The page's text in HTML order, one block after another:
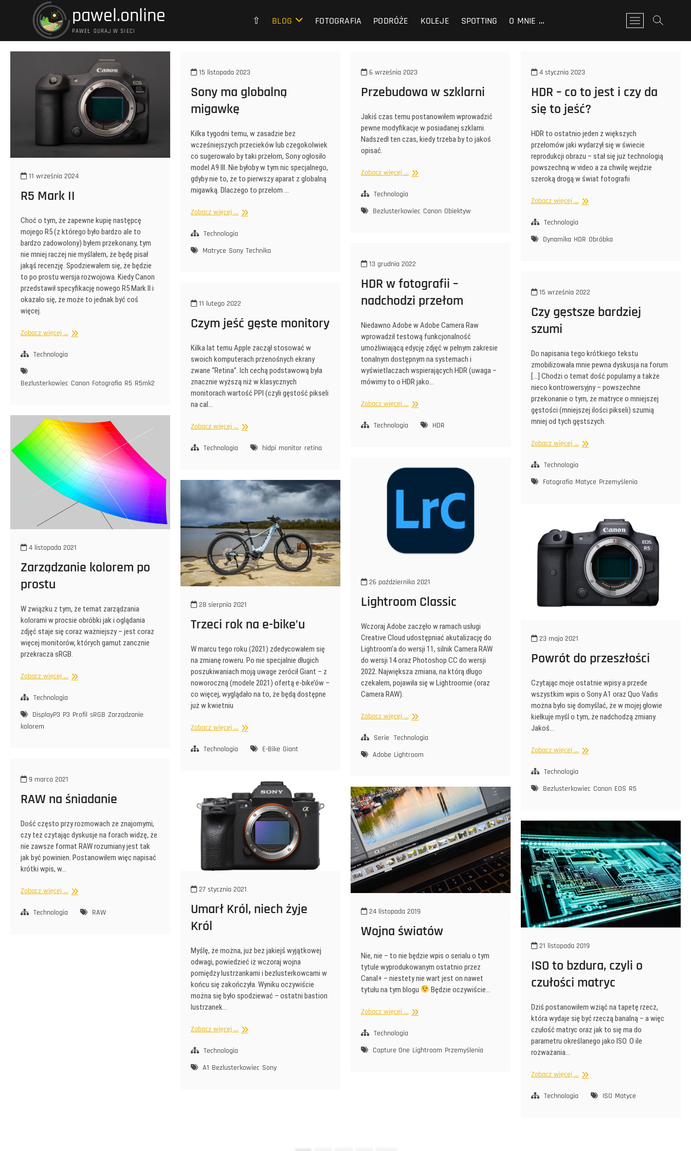
pawel.online
PAWEŁ GURAJ W SIECI
⇧ BLOG FOTOGRAFIA PODRÓŻE KOLEJE SPOTTING O MNIE …
P
r
z
s
k
n
u
11 września 2024
R5 Mark II
Choć o tym, że zapewne kupię następcę
mojego R5 (z którego było bardzo ale to
bardzo zadowolony) byłem przekonany, tym
nie mniej raczej nie myślałem, że będę pisał
jakąś recenzję. Spodziewałem się, że będzie
to po prostu wersja rozwojowa. Kiedy Canon
przedstawił specyfikację nowego R5 Mark II i
okazało się, że może to jednak być coś
więcej.
Zobacz więcej ... R5
Technologia
Bezlusterkowiec Canon Fotografia R5 R5mk2
15 listopada 2023
Sony ma globalną
migawkę
Kilka tygodni temu, w zasadzie bez
wcześniejszych przecieków lub czegokolwiek
co sugerowało by taki przełom, Sony ogłosiło
model A9 III. Nie byłoby w tym nic specjalnego,
gdyby nie to, że to pierwszy aparat z globalną
migawką. Dlaczego to przełom …
Zobacz więcej ... Sony
Technologia
Matryce Sony Technika
6 września 2023
Przebudowa w szklarni
Jakiś czas temu postanowiłem wprowadzić
pewne modyfikacje w posiadanej szklarni.
Nadszedł ten czas, kiedy trzeba by to jakoś
opisać.
Zobacz więcej ... Przebudowa
Technologia
Bezlusterkowiec Canon Obiektyw
4 stycznia 2023
HDR – co to jest i czy da
się to jeść?
HDR to ostatnio jeden z większych
przełomów jaki wydarzył się w świecie
reprodukcji obrazu – stał się już technologią
powszechną w video a za chwilę wejdzie
szeroką drogą w świat fotografii
Zobacz więcej ... HDR
jest
to
jeść?
Technologia
Dynamika HDR Obróbka
13 grudnia 2022
HDR w fotografii –
nadchodzi przełom
Niedawno Adobe w Adobe Camera Raw
wprowadził testową funkcjonalność
umożliwiającą edycję zdjęć w pełnym zakresie
tonalnym dostępnym na systemach i
wyświetlaczach wspierających HDR (uwaga –
mówimy to o HDR jako…
Zobacz więcej ... HDR
fotografii
Technologia HDR
15 września 2022
Czy gęstsze bardziej
szumi
Do napisania tego krótkiego tekstu
zmobilizowała mnie pewna dyskusja na forum
[…] Chodzi o temat dość popularny a także
nieco kontrowersyjny – powszechne
przekonanie o tym, że matryce o mniejszej
gęstości (mniejszej ilości pikseli) szumią
mniej od tych gęstszych.
Zobacz więcej ... Czy
Technologia
Fotografia Matyce Przemyślenia
11 lutego 2022
Czym jeść gęste monitory
Kilka lat temu Apple zaczął stosować w
swoich komputerach przenośnych ekrany
zwane “Retina”. Ich cechą podstawową była
znacznie wyższą niż w klasycznych
monitorach wartość PPI (czyli gęstość pikseli
na cal…
Zobacz więcej ... Czym
gęste
Technologia hidpi monitor retina
4 listopada 2021
Zarządzanie kolorem po
prostu
W związku z tym, że temat zarządzania
kolorami w procsie obróbki jak i oglądania
zdjęć staje się coraz ważniejszy – jest coraz
więcej monitorów, których gamut zancznie
przekracza sRGB.
Zobacz więcej ... Zarządzanie
Technologia
DisplayP3 P3 Profil sRGB Zarządzanie
kolorem
26 października 2021
Lightroom Classic
Wczoraj Adobe zaczęło w ramach usługi
Creative Cloud udostępniać akutalizację do
Lightroom’a do wersji 11, silnik Camera RAW
do wersji 14 oraz Photoshop CC do wersji
2022. Największa zmiana, na którą długo
czekałem, pojawiła się w Lightroomie (oraz
Camera RAW).
Zobacz więcej ... Lightroom
Serie Technologia
Adobe Lightroom
28 sierpnia 2021
Trzeci rok na e-bike’u
W marcu tego roku (2021) zdedycowałem się
na zmianę roweru. Po nie specjalnie długich
poszukiwaniach moją uwage zerócił Giant – z
noworoczną (modele 2021) ofertą e-bike’ów –
co więcej, wyglądało na to, że będą dostępne
już w kwietniu
Zobacz więcej ... Trzeci
Technologia E-Bike Giant
23 maja 2021
Powrót do przeszłości
Czytając moje ostatnie wpisy a przede
wszystkim wpis o Sony A1 oraz Quo Vadis
można było się domyślać, że w mojej głowie
kiełkuje myśl o tym, że nadchodzą zmiany.
Jakoś…
Zobacz więcej ... Powrót
Technologia
Bezlusterkowiec Canon EOS R5
9 marca 2021
RAW na śniadanie
Dość często przy rozmowach ze znajomymi,
czy też czytając dyskusje na forach widzę, że
nie zawsze format RAW rozumiany jest tak
jak być powinien. Postanowiłem więc napisać
krótki wpis, w…
Zobacz więcej ... RAW
śniadanie
Technologia RAW
27 stycznia 2021
Umarł Król, niech żyje
Król
Myślę, że można, już bez jakiejś wyjątkowej
odwagi, powiedzieć iż wczoraj wojna
pomiędzy lustrzankami i bezlusterkowcami w
końcu się zakończyła. Wyniku oczywiście
można się było spodziewać – ostatni bastion
lustrzanek…
Zobacz więcej ... Umarł
Król
Technologia
A1 Bezlusterkowiec Sony
24 listopada 2019
Wojna światów
Nie, nie – to nie będzie wpis o serialu o tym
tytule wyprodukowanym ostatnio przez
Canal+ – niestety nie wart jest on nawet
tytułu na tym blogu
Będzie oczywiście…
Zobacz więcej ... Wojna
Technologia
Capture One Lightroom Przemyślenia
21 listopada 2019
ISO to bzdura, czyli o
czułości matryc
Dziś postanowiłem wziąć na tapetę rzecz,
która wydaje się być rzeczą banalną – a więc
czułość matryc oraz jak to się ma do
parametru określanego jako ISO. O ile
rozważania…
Zobacz więcej ... ISO
bzdura,
Technologia ISO Matyce